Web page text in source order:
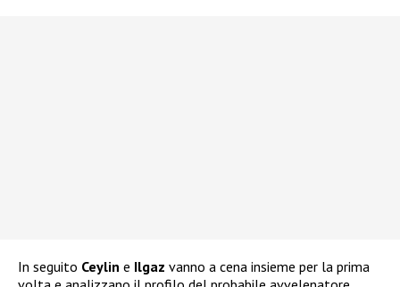
In seguito Ceylin e Ilgaz vanno a cena insieme per la prima